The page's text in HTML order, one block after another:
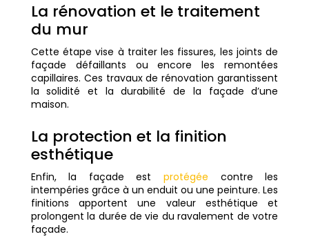
La rénovation et le traitement
du mur
Cette étape vise à traiter les fissures, les joints de
façade défaillants ou encore les remontées
capillaires. Ces travaux de rénovation garantissent
la solidité et la durabilité de la façade d’une
maison.
La protection et la finition
esthétique
Enfin, la façade estprotégée contre les
intempéries grâce à un enduit ou une peinture. Les
finitions apportent une valeur esthétique et
prolongent la durée de vie du ravalement de votre
façade.